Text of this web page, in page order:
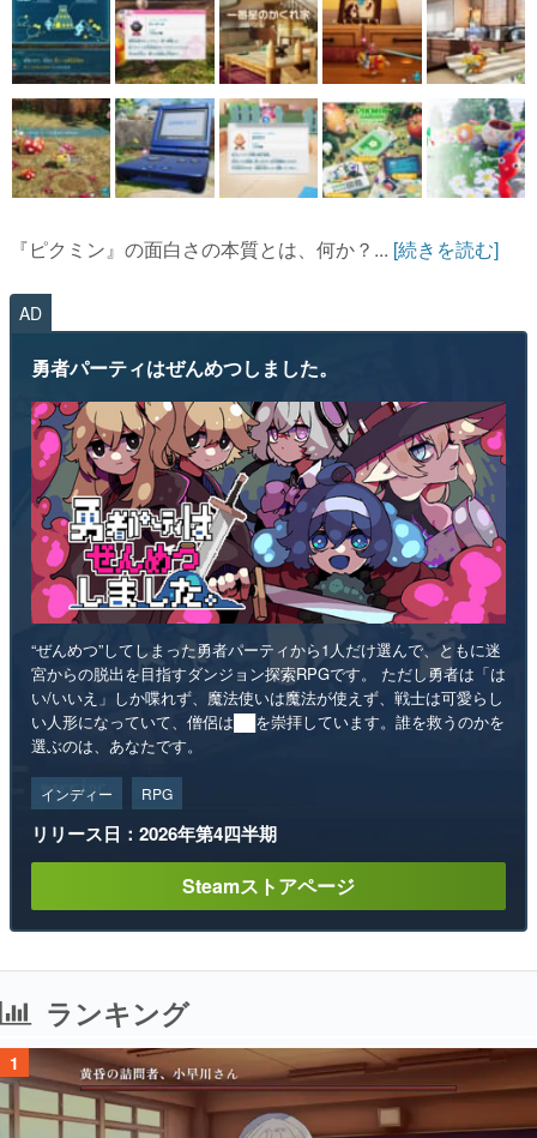
『ピクミン』の面白さの本質とは、何か？... [続きを読む]
AD
勇者パーティはぜんめつしました。
“ぜんめつ”してしまった勇者パーティから1人だけ選んで、ともに迷
宮からの脱出を目指すダンジョン探索RPGです。 ただし勇者は「は
い/いいえ」しか喋れず、魔法使いは魔法が使えず、戦士は可愛らし
い人形になっていて、僧侶は██を崇拝しています。誰を救うのかを
選ぶのは、あなたです。
インディー RPG
リリース日：2026年第4四半期
Steamストアページ
ランキング
1